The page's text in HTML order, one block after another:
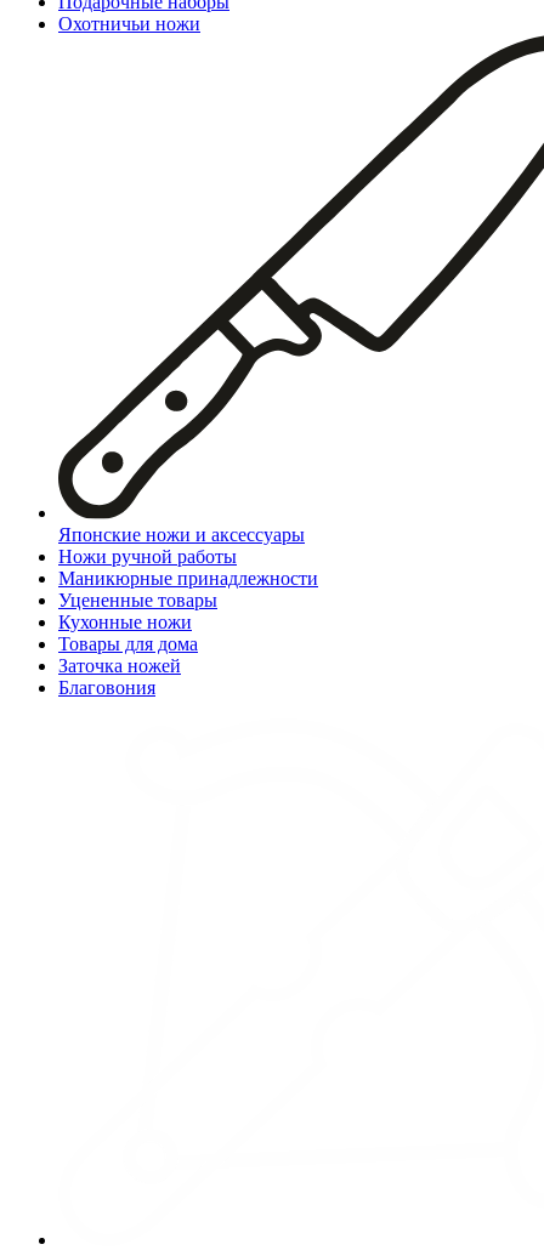
Охотничьи ножи
Японские ножи и аксессуары
Ножи ручной работы
Маникюрные принадлежности
Уцененные товары
Кухонные ножи
Товары для дома
Заточка ножей
Благовония